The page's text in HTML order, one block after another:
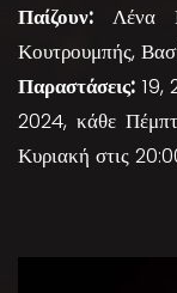
Παίζουν: Λένα
Κουτρουμπής,
Παραστάσεις: 19,
2024, κάθε
Κυριακή στις